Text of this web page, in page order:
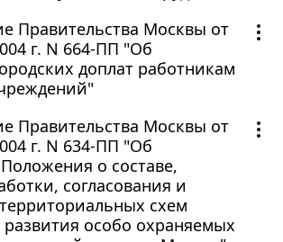
Правительства Москвы от
г. N 664-ПП "Об
доплат работникам
Правительства Москвы от
г. N 634-ПП "Об
о составе,
согласования и
схем
особо охраняемых